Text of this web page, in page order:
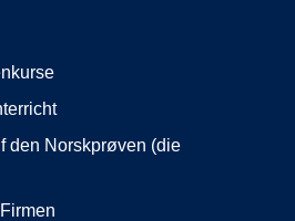
den Norskprøven (die